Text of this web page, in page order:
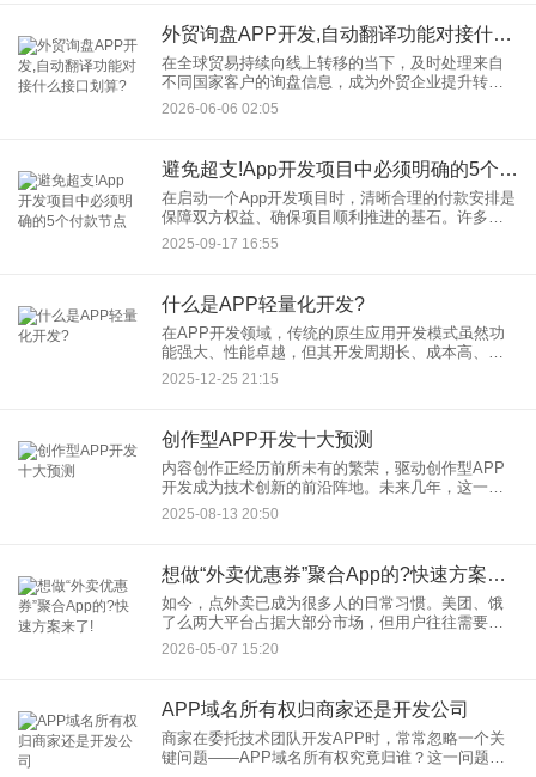
外贸询盘APP开发,自动翻译功能对接什么接口划算?
在全球贸易持续向线上转移的当下，及时处理来自
不同国家客户的询盘信息，成为外贸企业提升转化
率的关键。语言差异往往是沟通中的一道障碍。因
此，在进行外贸询盘APP开发时，为应用集成自动
2026-06-06 02:05
避免超支!App开发项目中必须明确的5个付款节点
在启动一个App开发项目时，清晰合理的付款安排是
保障双方权益、确保项目顺利推进的基石。许多项
目出现纠纷或最终App开发费用远超预算，往往是因
为付款节点模糊不清。一份明确的付款计划不仅能
2025-09-17 16:55
什么是APP轻量化开发?
在APP开发领域，传统的原生应用开发模式虽然功
能强大、性能卓越，但其开发周期长、成本高、维
护复杂的特性，让许多企业和开发者开始寻求更高
效的解决方案。正是在这样的背景下，“APP轻量化
2025-12-25 21:15
创作型APP开发十大预测
内容创作正经历前所未有的繁荣，驱动创作型APP
开发成为技术创新的前沿阵地。未来几年，这一领
域将迎来深刻变革。以下是十大关键预测，揭示创
作型APP开发的核心趋势： 1. AI深度赋能创作全流
2025-08-13 20:50
想做“外卖优惠券”聚合App的?快速方案来了!
如今，点外卖已成为很多人的日常习惯。美团、饿
了么两大平台占据大部分市场，但用户往往需要在
两个App之间切换比价、找优惠券，体验并不顺畅。
于是，一个新兴方向应运而生——外卖优惠券聚合
2026-05-07 15:20
APP域名所有权归商家还是开发公司
商家在委托技术团队开发APP时，常常忽略一个关
键问题——APP域名所有权究竟归谁？这一问题一